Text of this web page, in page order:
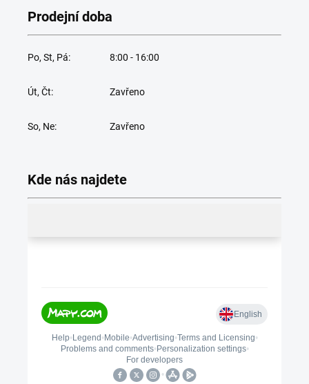
Prodejní doba
Po, St, Pá: 8:00 - 16:00
Út, Čt: Zavřeno
So, Ne: Zavřeno
Kde nás najdete